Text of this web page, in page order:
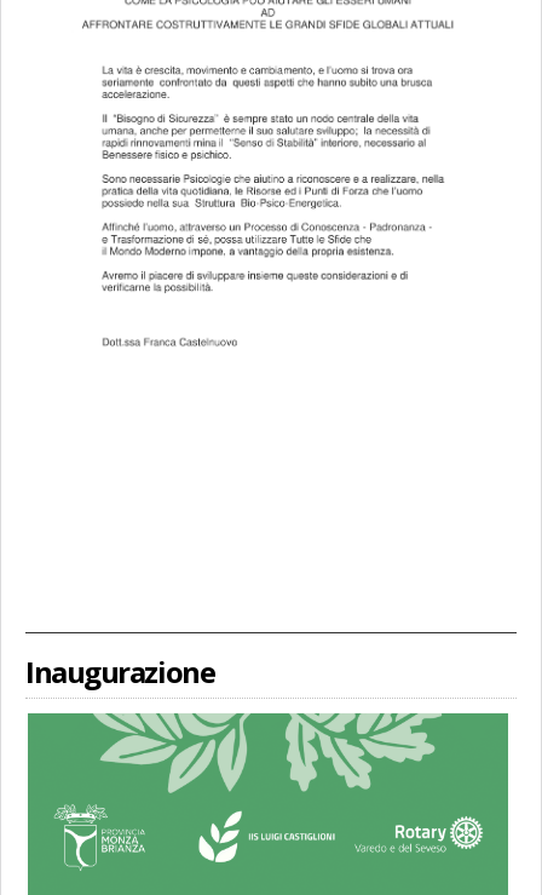
Inaugurazione